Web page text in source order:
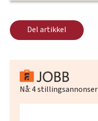
Del artikkel
Nå:4stillingsannonser